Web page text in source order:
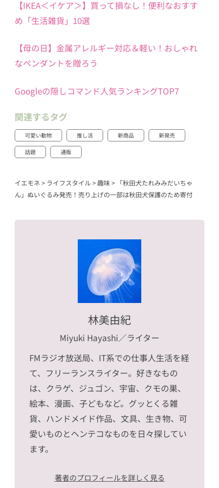
【IKEA＜イケア＞】買って損なし！便利なおすす
め「生活雑貨」10選
【母の日】金属アレルギー対応＆軽い！おしゃれ
なペンダントを贈ろう
Googleの隠しコマンド人気ランキングTOP7
関連するタグ
可愛い動物 推し活 新商品 新発売
話題 通販
イエモネ > ライフスタイル>趣味> 「秋田犬たれみみだいちゃ
ん」ぬいぐるみ発売！売り上げの一部は秋田犬保護のため寄付
林美由紀
Miyuki Hayashi／ライター
FMラジオ放送局、IT系での仕事人生活を経
て、フリーランスライター。好きなもの
は、クラゲ、ジュゴン、宇宙、クモの巣、
絵本、漫画、子どもなど。グッとくる雑
貨、ハンドメイド作品、文具、生き物、可
愛いものとヘンテコなものを日々探してい
ます。
著者のプロフィールを詳しく見る